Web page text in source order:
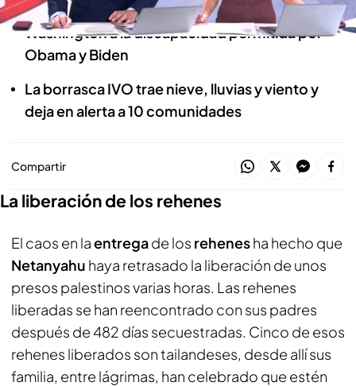
Trump culpa del accidente aéreo de
Washington a la discapacidad permitida por
Obama y Biden
La borrasca IVO trae nieve, lluvias y viento y
deja en alerta a 10 comunidades
Compartir
La liberación de los rehenes
El caos en laentregade los rehenesha hecho que
Netanyahu haya retrasado la liberación de unos
presos palestinos varias horas. Las rehenes
liberadas se han reencontrado con sus padres
después de 482 días secuestradas. Cinco de esos
rehenes liberados son tailandeses, desde allí sus
familia, entre lágrimas, han celebrado que estén